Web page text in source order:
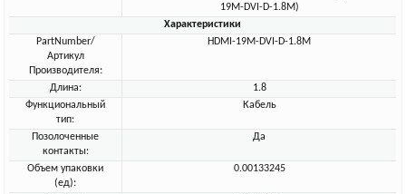
19M-DVI-D-1.8M)
Характеристики
PartNumber/
Артикул
Производителя:
HDMI-19M-DVI-D-1.8M
Длина:
1.8
Функциональный
тип:
Кабель
Позолоченные
контакты:
Да
Объем упаковки
(ед):
0.00133245